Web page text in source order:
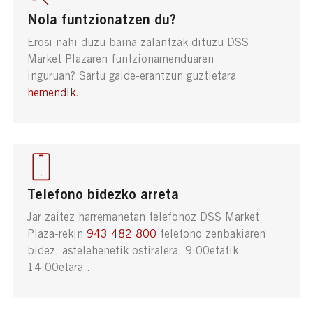
Nola funtzionatzen du?
Erosi nahi duzu baina zalantzak dituzu DSS
Market Plazaren funtzionamenduaren
inguruan? Sartu galde-erantzun guztietara
hemendik.
Telefono bidezko arreta
Jar zaitez harremanetan telefonoz DSS Market
Plaza-rekin 943 482 800 telefono zenbakiaren
bidez, astelehenetik ostiralera, 9:00etatik
14:00etara .